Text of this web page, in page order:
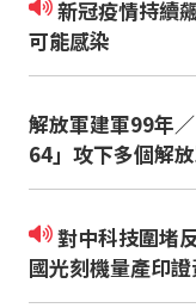
新冠疫情持續飆升 常見八大症狀 沒發燒也
可能感染
解放軍建軍99年
64」攻下多個解
對中科技圍堵反加速中國科技自主？！中
國光刻機量產印